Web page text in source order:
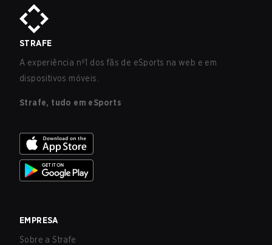
STRAFE
A experiência nº1 dos fãs de eSports na web e em
dispositivos móveis.
Strafe, tudo em eSports
EMPRESA
Sobre a Strafe